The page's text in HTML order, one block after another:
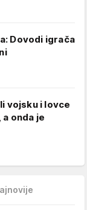
Dovodi igrača
vojsku i lovce
onda je